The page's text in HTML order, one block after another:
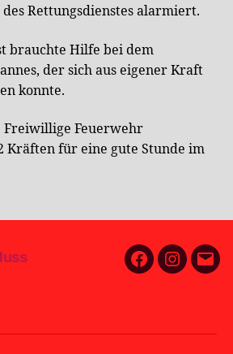
Rettungsdienstes alarmiert.
brauchte Hilfe bei dem
der sich aus eigener Kraft
konnte.
Freiwillige Feuerwehr
Kräften für eine gute Stunde im
FacebookE-